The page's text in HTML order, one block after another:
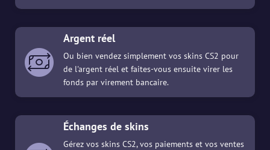
Argent réel
Ou bien vendez simplement vos skins CS2 pour
de l'argent réel et faites-vous ensuite virer les
fonds par virement bancaire.
Échanges de skins
Gérez vos skins CS2, vos paiements et vos ventes